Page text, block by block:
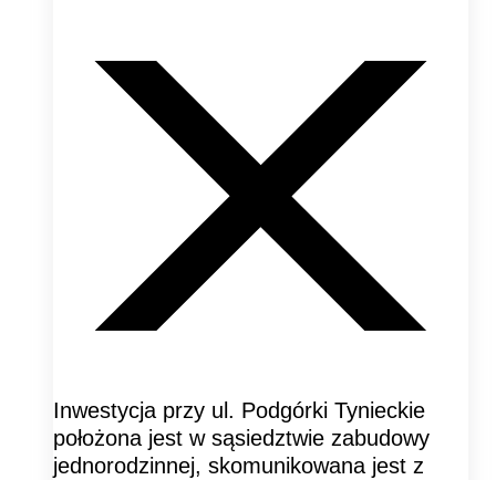
Inwestycja przy ul. Podgórki Tynieckie
położona jest w sąsiedztwie zabudowy
jednorodzinnej, skomunikowana jest z